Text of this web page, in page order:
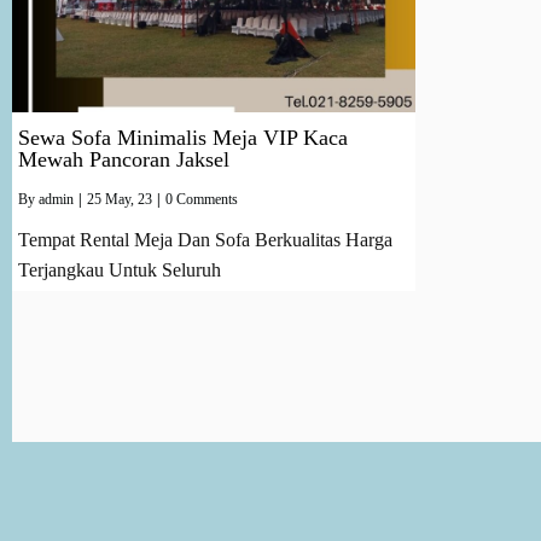
Sewa Sofa Minimalis Meja VIP Kaca
Mewah Pancoran Jaksel
By admin | 25 May, 23 | 0 Comments
Tempat Rental Meja Dan Sofa Berkualitas Harga
Terjangkau Untuk Seluruh